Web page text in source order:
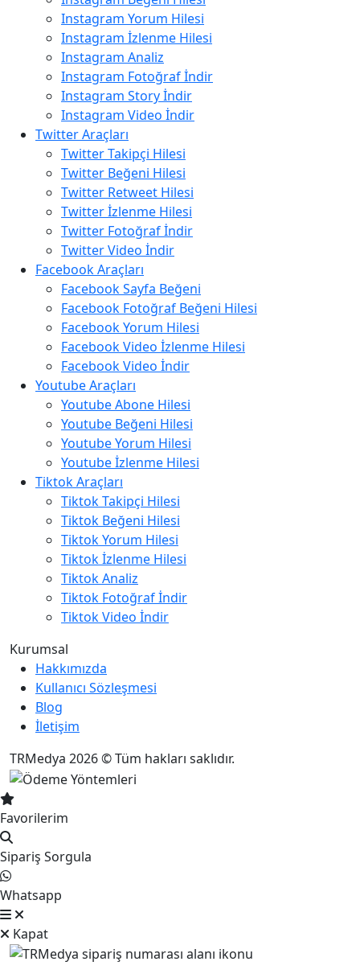
Instagram Yorum Hilesi
Instagram İzlenme Hilesi
Instagram Analiz
Instagram Fotoğraf İndir
Instagram Story İndir
Instagram Video İndir
Twitter Araçları
Twitter Takipçi Hilesi
Twitter Beğeni Hilesi
Twitter Retweet Hilesi
Twitter İzlenme Hilesi
Twitter Fotoğraf İndir
Twitter Video İndir
Facebook Araçları
Facebook Sayfa Beğeni
Facebook Fotoğraf Beğeni Hilesi
Facebook Yorum Hilesi
Facebook Video İzlenme Hilesi
Facebook Video İndir
Youtube Araçları
Youtube Abone Hilesi
Youtube Beğeni Hilesi
Youtube Yorum Hilesi
Youtube İzlenme Hilesi
Tiktok Araçları
Tiktok Takipçi Hilesi
Tiktok Beğeni Hilesi
Tiktok Yorum Hilesi
Tiktok İzlenme Hilesi
Tiktok Analiz
Tiktok Fotoğraf İndir
Tiktok Video İndir
Kurumsal
Hakkımızda
Kullanıcı Sözleşmesi
Blog
İletişim
TRMedya 2026 © Tüm hakları saklıdır.
Favorilerim
Sipariş Sorgula
Whatsapp
Kapat